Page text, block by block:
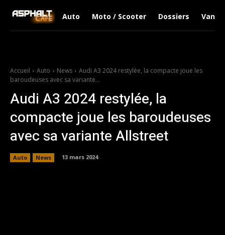
Auto Moto / Scooter Dossiers Van
Accueil Auto News
Audi A3 2024 restylée, la compacte joue les
baroudeuses avec sa variante...
Audi A3 2024 restylée, la
compacte joue les baroudeuses
avec sa variante Allstreet
Auto News 13 mars 2024